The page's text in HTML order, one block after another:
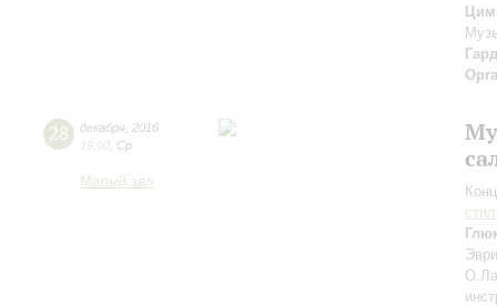
28 декабря 2016
19:00 Ср
Малый зал